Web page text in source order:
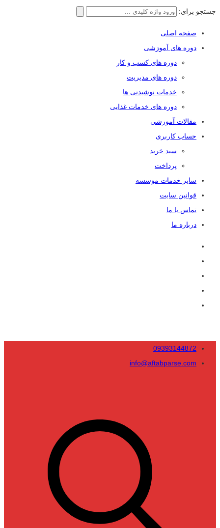
جستجو برای:
صفحه اصلی
دوره های آموزشی
دوره های کسب و کار
دوره های مدیریت
خدمات نوشیدنی ها
دوره های خدمات غذایی
مقالات آموزشی
حساب کاربری
سبد خرید
پرداخت
سایر خدمات موسسه
قوانین سایت
تماس با ما
درباره ما
09393144872
info@aftabparse.com